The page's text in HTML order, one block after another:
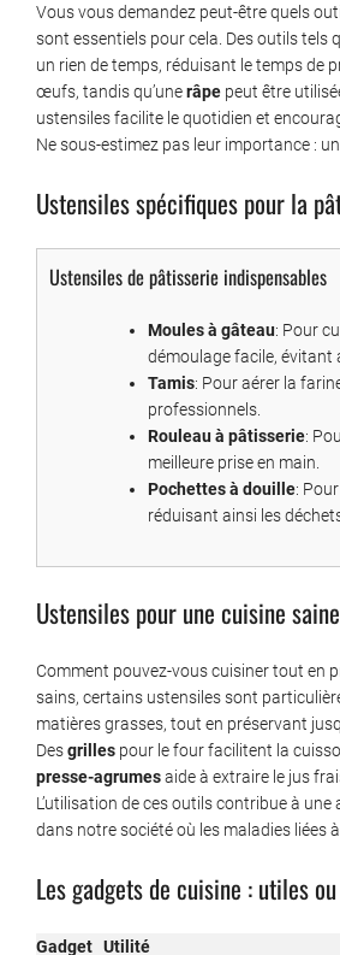
Vous vous demandez peut-être quels
sont essentiels pour cela. Des outils tels
un rien de temps, réduisant le temps de
œufs, tandis qu’unerâpe peut être
ustensiles facilite le quotidien et
Ne sous-estimez pas leur importance :
Ustensiles spécifiques pour la
Ustensiles de pâtisserie indispensables
Moules à gâteau: Pour
démoulage facile, évitant
Tamis: Pour aérer la
professionnels.
Rouleau à pâtisserie:
meilleure prise en main.
Pochettes à douille:
réduisant ainsi les
Ustensiles pour une cuisine saine
Comment pouvez-vous cuisiner tout en
sains, certains ustensiles sont
matières grasses, tout en préservant
Desgrilles pour le four facilitent la
presse-agrumesaide à extraire le jus
L’utilisation de ces outils contribue à
dans notre société où les maladies liées
Les gadgets de cuisine : utiles
Gadget Utilité